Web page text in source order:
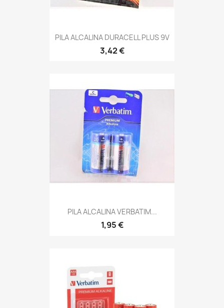
PILA ALCALINA DURACELL PLUS 9V
3,42 €
PILA ALCALINA VERBATIM...
1,95 €